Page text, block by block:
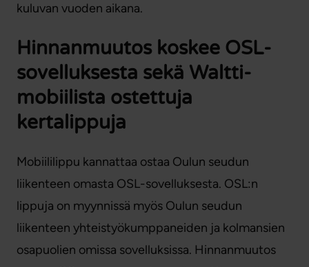
kuluvan vuoden aikana.
Hinnanmuutos koskee OSL-
sovelluksesta sekä Waltti-
mobiilista ostettuja
kertalippuja
Mobiililippu kannattaa ostaa Oulun seudun
liikenteen omasta OSL-sovelluksesta. OSL:n
lippuja on myynnissä myös Oulun seudun
liikenteen yhteistyökumppaneiden ja kolmansien
osapuolien omissa sovelluksissa. Hinnanmuutos